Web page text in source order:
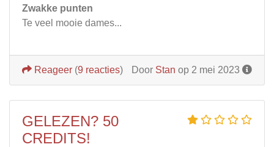
Zwakke punten
Te veel mooie dames...
Door Stan op 2 mei 2023
Reageer (9 reacties)
GELEZEN? 50
CREDITS!